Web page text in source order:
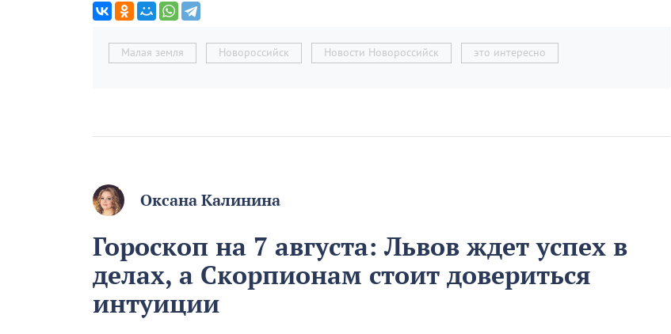
Малая земля Новороссийск Новости Новороссийск это интересно
Оксана Калинина
Гороскоп на 7 августа: Львов ждет успех в
делах, а Скорпионам стоит довериться
интуиции